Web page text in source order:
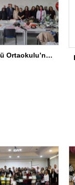
Iğdır İnönü Ortaokulu’nda Başarının Arkasında Güçlü Yönetim ve Özverili Eğitim Kadrosu Bulunuyor